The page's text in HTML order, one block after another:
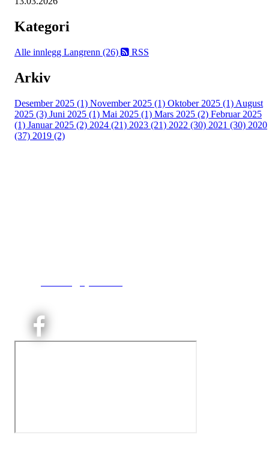
Kategori
Alle innlegg Langrenn (26) RSS
Arkiv
Desember 2025 (1) November 2025 (1) Oktober 2025 (1) August
2025 (3) Juni 2025 (1) Mai 2025 (1) Mars 2025 (2) Februar 2025
(1) Januar 2025 (2) 2024 (21) 2023 (21) 2022 (30) 2021 (30) 2020
(37) 2019 (2)